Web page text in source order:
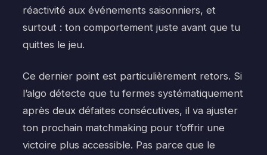
réactivité aux événements saisonniers, et
surtout : ton comportement juste avant que tu
quittes le jeu.
Ce dernier point est particulièrement retors. Si
l’algo détecte que tu fermes systématiquement
après deux défaites consécutives, il va ajuster
ton prochain matchmaking pour t’offrir une
victoire plus accessible. Pas parce que le